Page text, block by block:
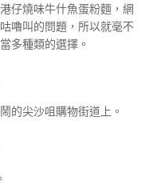
仔燒味牛什魚蛋粉麵，網
嚕叫的問題，所以就毫不
多種類的選擇。
的尖沙咀購物街道上。